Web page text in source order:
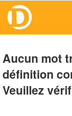
Aucun mot
définition
Veuillez